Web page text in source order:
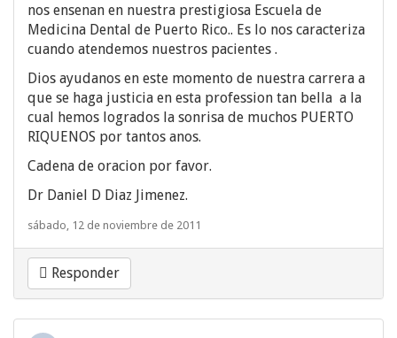
nos ensenan en nuestra prestigiosa Escuela de
Medicina Dental de Puerto Rico.. Es lo nos caracteriza
cuando atendemos nuestros pacientes .
Dios ayudanos en este momento de nuestra carrera a
que se haga justicia en esta profession tan bella a la
cual hemos logrados la sonrisa de muchos PUERTO
RIQUENOS por tantos anos.
Cadena de oracion por favor.
Dr Daniel D Diaz Jimenez.
sábado, 12 de noviembre de 2011
Responder